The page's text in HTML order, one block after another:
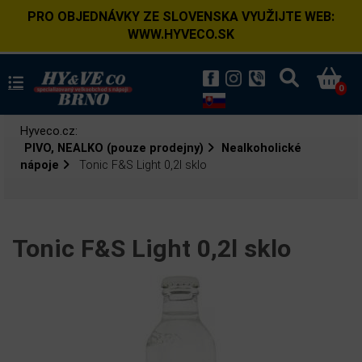
PRO OBJEDNÁVKY ZE SLOVENSKA VYUŽIJTE WEB:
WWW.HYVECO.SK
0
Hyveco.cz:
PIVO, NEALKO (pouze prodejny)
Nealkoholické
nápoje
Tonic F&S Light 0,2l sklo
Tonic F&S Light 0,2l sklo